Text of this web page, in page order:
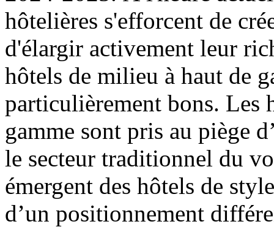
hôtelières s'efforcent de
d'élargir activement leur
hôtels de milieu à haut de
particulièrement bons. Les
gamme sont pris au piège
le secteur traditionnel du
émergent des hôtels de
d’un positionnement